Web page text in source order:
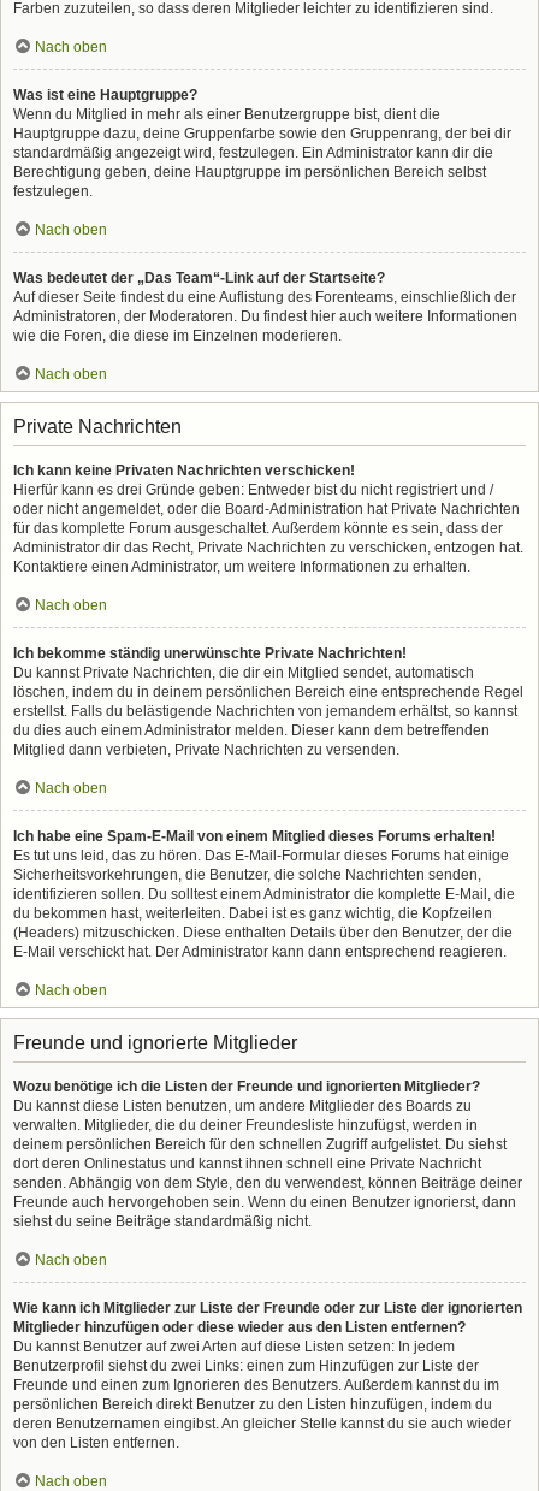
Farben zuzuteilen, so dass deren Mitglieder leichter zu identifizieren sind.
Nach oben
Was ist eine Hauptgruppe?
Wenn du Mitglied in mehr als einer Benutzergruppe bist, dient die
Hauptgruppe dazu, deine Gruppenfarbe sowie den Gruppenrang, der bei dir
standardmäßig angezeigt wird, festzulegen. Ein Administrator kann dir die
Berechtigung geben, deine Hauptgruppe im persönlichen Bereich selbst
festzulegen.
Nach oben
Was bedeutet der „Das Team“-Link auf der Startseite?
Auf dieser Seite findest du eine Auflistung des Forenteams, einschließlich der
Administratoren, der Moderatoren. Du findest hier auch weitere Informationen
wie die Foren, die diese im Einzelnen moderieren.
Nach oben
Private Nachrichten
Ich kann keine Privaten Nachrichten verschicken!
Hierfür kann es drei Gründe geben: Entweder bist du nicht registriert und /
oder nicht angemeldet, oder die Board-Administration hat Private Nachrichten
für das komplette Forum ausgeschaltet. Außerdem könnte es sein, dass der
Administrator dir das Recht, Private Nachrichten zu verschicken, entzogen hat.
Kontaktiere einen Administrator, um weitere Informationen zu erhalten.
Nach oben
Ich bekomme ständig unerwünschte Private Nachrichten!
Du kannst Private Nachrichten, die dir ein Mitglied sendet, automatisch
löschen, indem du in deinem persönlichen Bereich eine entsprechende Regel
erstellst. Falls du belästigende Nachrichten von jemandem erhältst, so kannst
du dies auch einem Administrator melden. Dieser kann dem betreffenden
Mitglied dann verbieten, Private Nachrichten zu versenden.
Nach oben
Ich habe eine Spam-E-Mail von einem Mitglied dieses Forums erhalten!
Es tut uns leid, das zu hören. Das E-Mail-Formular dieses Forums hat einige
Sicherheitsvorkehrungen, die Benutzer, die solche Nachrichten senden,
identifizieren sollen. Du solltest einem Administrator die komplette E-Mail, die
du bekommen hast, weiterleiten. Dabei ist es ganz wichtig, die Kopfzeilen
(Headers) mitzuschicken. Diese enthalten Details über den Benutzer, der die
E-Mail verschickt hat. Der Administrator kann dann entsprechend reagieren.
Nach oben
Freunde und ignorierte Mitglieder
Wozu benötige ich die Listen der Freunde und ignorierten Mitglieder?
Du kannst diese Listen benutzen, um andere Mitglieder des Boards zu
verwalten. Mitglieder, die du deiner Freundesliste hinzufügst, werden in
deinem persönlichen Bereich für den schnellen Zugriff aufgelistet. Du siehst
dort deren Onlinestatus und kannst ihnen schnell eine Private Nachricht
senden. Abhängig von dem Style, den du verwendest, können Beiträge deiner
Freunde auch hervorgehoben sein. Wenn du einen Benutzer ignorierst, dann
siehst du seine Beiträge standardmäßig nicht.
Nach oben
Wie kann ich Mitglieder zur Liste der Freunde oder zur Liste der ignorierten
Mitglieder hinzufügen oder diese wieder aus den Listen entfernen?
Du kannst Benutzer auf zwei Arten auf diese Listen setzen: In jedem
Benutzerprofil siehst du zwei Links: einen zum Hinzufügen zur Liste der
Freunde und einen zum Ignorieren des Benutzers. Außerdem kannst du im
persönlichen Bereich direkt Benutzer zu den Listen hinzufügen, indem du
deren Benutzernamen eingibst. An gleicher Stelle kannst du sie auch wieder
von den Listen entfernen.
Nach oben